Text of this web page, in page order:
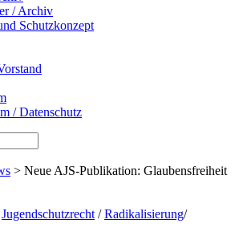
/ Archiv
Schutzkonzept
/ Datenschutz
> Neue AJS-Publikation: Glaubensfreiheit
Jugendschutzrecht /Radikalisierung/